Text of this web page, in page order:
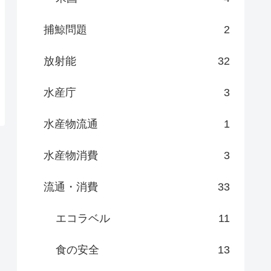
捕鯨問題 2
放射能 32
水産庁 3
水産物流通 1
水産物消費 3
流通・消費 33
エコラベル 11
食の安全 13